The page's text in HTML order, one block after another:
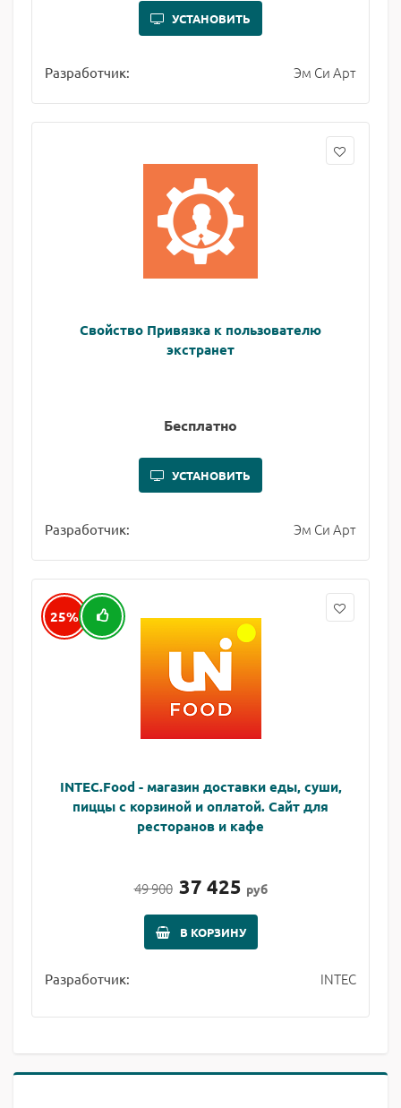
УСТАНОВИТЬ
Разработчик: Эм Си Арт
Свойство Привязка к пользователю
экстранет
Бесплатно
УСТАНОВИТЬ
Разработчик: Эм Си Арт
25%
INTEC.Food - магазин доставки еды, суши,
пиццы с корзиной и оплатой. Сайт для
ресторанов и кафе
49 900 37 425 руб
В КОРЗИНУ
Разработчик: INTEC